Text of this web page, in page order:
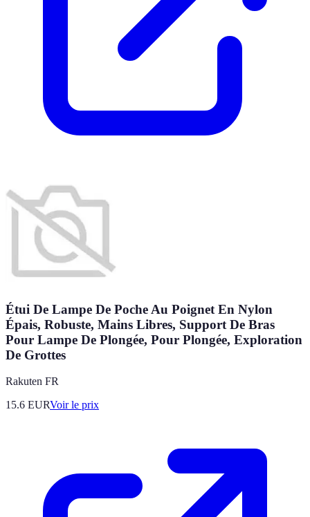
Étui De Lampe De Poche Au Poignet En Nylon
Épais, Robuste, Mains Libres, Support De Bras
Pour Lampe De Plongée, Pour Plongée, Exploration
De Grottes
Rakuten FR
15.6 EURVoir le prix